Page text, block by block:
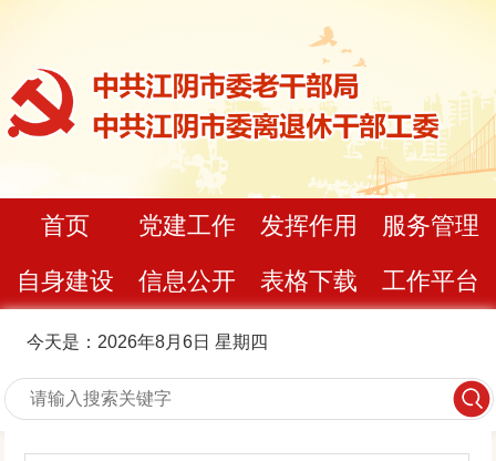
首页 党建工作 发挥作用
服务管理
自身建设
信息公开 表格下载 工作平台
今天是：2026年8月6日 星期四